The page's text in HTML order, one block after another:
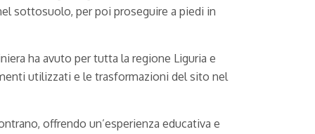
sottosuolo, per poi proseguire a piedi in
ha avuto per tutta la regione Liguria e
utilizzati e le trasformazioni del sito nel
offrendo un’esperienza educativa e